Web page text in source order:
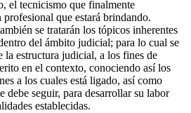
el tecnicismo que finalmente
que estará brindando.
se tratarán los tópicos inherentes
del ámbito judicial; para lo cual se
la estructura judicial, a los fines de
en el contexto, conociendo así los
a los cuales está ligado, así como
debe seguir, para desarrollar su labor
establecidas.